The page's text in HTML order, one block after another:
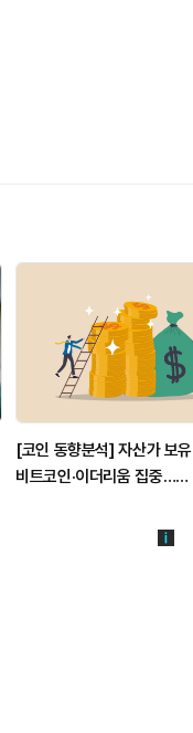
[코인 동향분석] 자산가 보
비트코인·이더리움 집중…